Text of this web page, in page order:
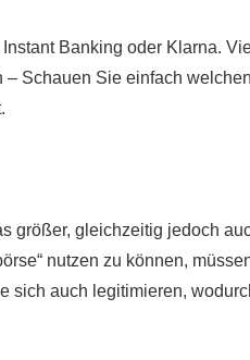
Banking oder Klarna.
Schauen Sie einfach
größer, gleichzeitig jedoch
nutzen zu können,
sich auch legitimieren,